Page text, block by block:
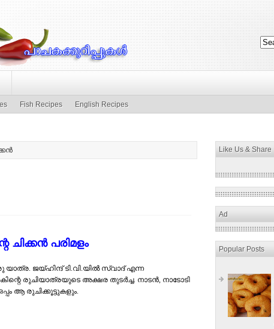
Fish Recipes English Recipes
ചിക്കന്‍ പരിമളം
ജയ്‌ഹിന്ദ്‌ ടി.വി.യില്‍ സ്വാദ്‌ എന്ന
രുചിയാത്രയുടെ അക്ഷര തുടര്‍ച്ച. നാടന്‍, നാടോടി
ആ രുചിക്കൂട്ടുകളും.
Like Us & Share
Ad
Popular Posts